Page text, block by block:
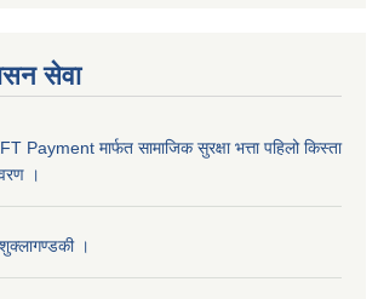
सेवा
मार्फत सामाजिक सुरक्षा भत्ता पहिलो किस्ता
।
।